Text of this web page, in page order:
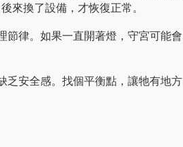
來換了設備，才恢復正常。
節律。如果一直開著燈，守宮可能會
乏安全感。找個平衡點，讓牠有地方